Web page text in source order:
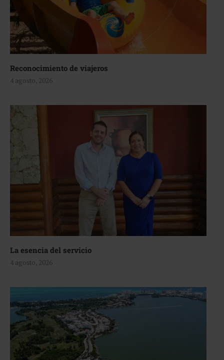
Reconocimiento de viajeros
4 agosto, 2026
La esencia del servicio
4 agosto, 2026